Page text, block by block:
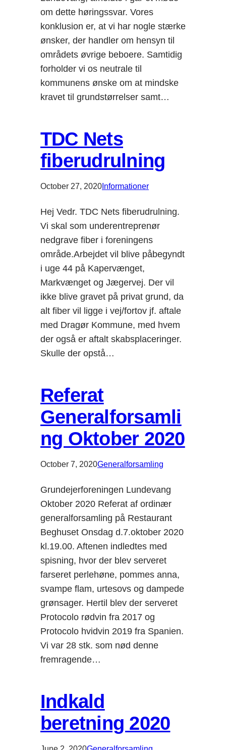
om dette høringssvar. Vores
konklusion er, at vi har nogle stærke
ønsker, der handler om hensyn til
områdets øvrige beboere. Samtidig
forholder vi os neutrale til
kommunens ønske om at mindske
kravet til grundstørrelser samt…
TDC Nets
fiberudrulning
October 27, 2020 Informationer
Hej Vedr. TDC Nets fiberudrulning.
Vi skal som underentreprenør
nedgrave fiber i foreningens
område.Arbejdet vil blive påbegyndt
i uge 44 på Kapervænget,
Markvænget og Jægervej. Der vil
ikke blive gravet på privat grund, da
alt fiber vil ligge i vej/fortov jf. aftale
med Dragør Kommune, med hvem
der også er aftalt skabsplaceringer.
Skulle der opstå…
Referat
Generalforsamli
ng Oktober 2020
October 7, 2020Generalforsamling
Grundejerforeningen Lundevang
Oktober 2020 Referat af ordinær
generalforsamling på Restaurant
Beghuset Onsdag d.7.oktober 2020
kl.19.00. Aftenen indledtes med
spisning, hvor der blev serveret
farseret perlehøne, pommes anna,
svampe flam, urtesovs og dampede
grønsager. Hertil blev der serveret
Protocolo rødvin fra 2017 og
Protocolo hvidvin 2019 fra Spanien.
Vi var 28 stk. som nød denne
fremragende…
Indkald
beretning 2020